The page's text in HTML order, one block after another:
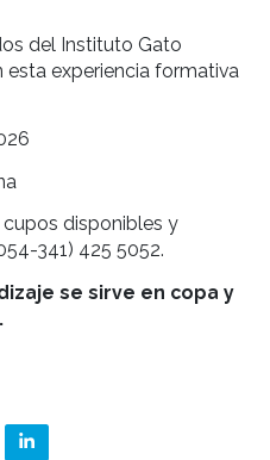
y egresados
hay detrás de cada
que
regional.
enológico, el Viaje
una instancia de
Para los alumnos, es la
lo aprendido en el aula;
para ampliar su red,
vínculo con el universo
del Instituto Gato